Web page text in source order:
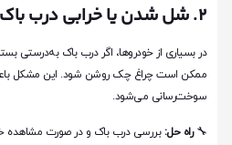
۲. شل شدن یا خرابی درب باک بنزین
در بسیاری از خودروها، اگر درب باک به‌درستی
ممکن است چراغ چک روشن شود. این مشکل
سوخت‌رسانی می‌شود.
🔧راه حل: بررسی درب باک و در صورت مشاهده